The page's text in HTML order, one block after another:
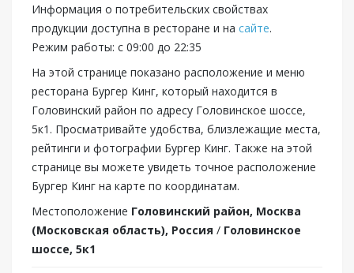
Информация о потребительских свойствах
продукции доступна в ресторане и на сайте.
Режим работы: с 09:00 до 22:35
На этой странице показано расположение и меню
ресторана Бургер Кинг, который находится в
Головинский район по адресу Головинское шоссе,
5к1. Просматривайте удобства, близлежащие места,
рейтинги и фотографии Бургер Кинг. Также на этой
странице вы можете увидеть точное расположение
Бургер Кинг на карте по координатам.
Местоположение Головинский район, Москва
(Московская область), Россия / Головинское
шоссе, 5к1